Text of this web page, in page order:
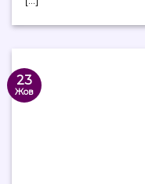
23
Жов